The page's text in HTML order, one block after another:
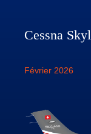
Cessna
Février 2026